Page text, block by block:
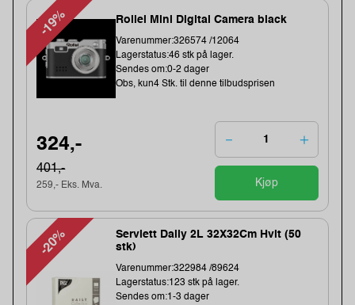
-19% Rollei Mini Digital Camera black
Varenummer:326574 /12064
Lagerstatus:46 stk på lager.
Sendes om:0-2 dager
Obs, kun4 Stk. til denne tilbudsprisen
324,-
401,-
259,- Eks. Mva. Kjøp
-20%
Serviett Daily 2L 32X32Cm Hvit (50
stk)
Varenummer:322984 /89624
Lagerstatus:123 stk på lager.
Sendes om:1-3 dager